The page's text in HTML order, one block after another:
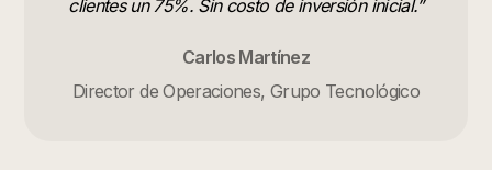
clientes un 75%. Sin costo de inversión inicial.”
Carlos Martínez
Director de Operaciones, Grupo Tecnológico